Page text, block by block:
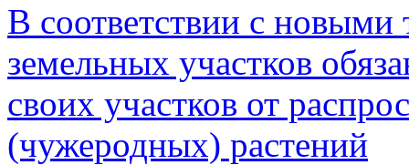
В соответствии с новыми
земельных участков
своих участков от
(чужеродных) растений